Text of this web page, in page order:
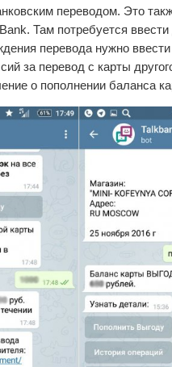
переводом. Это
Там потребуется
перевода нужно
за перевод с карты
о пополнении баланса